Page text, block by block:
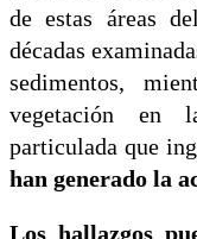
de estas áreas
décadas
sedimentos,
vegetación en
particulada que
han generado la